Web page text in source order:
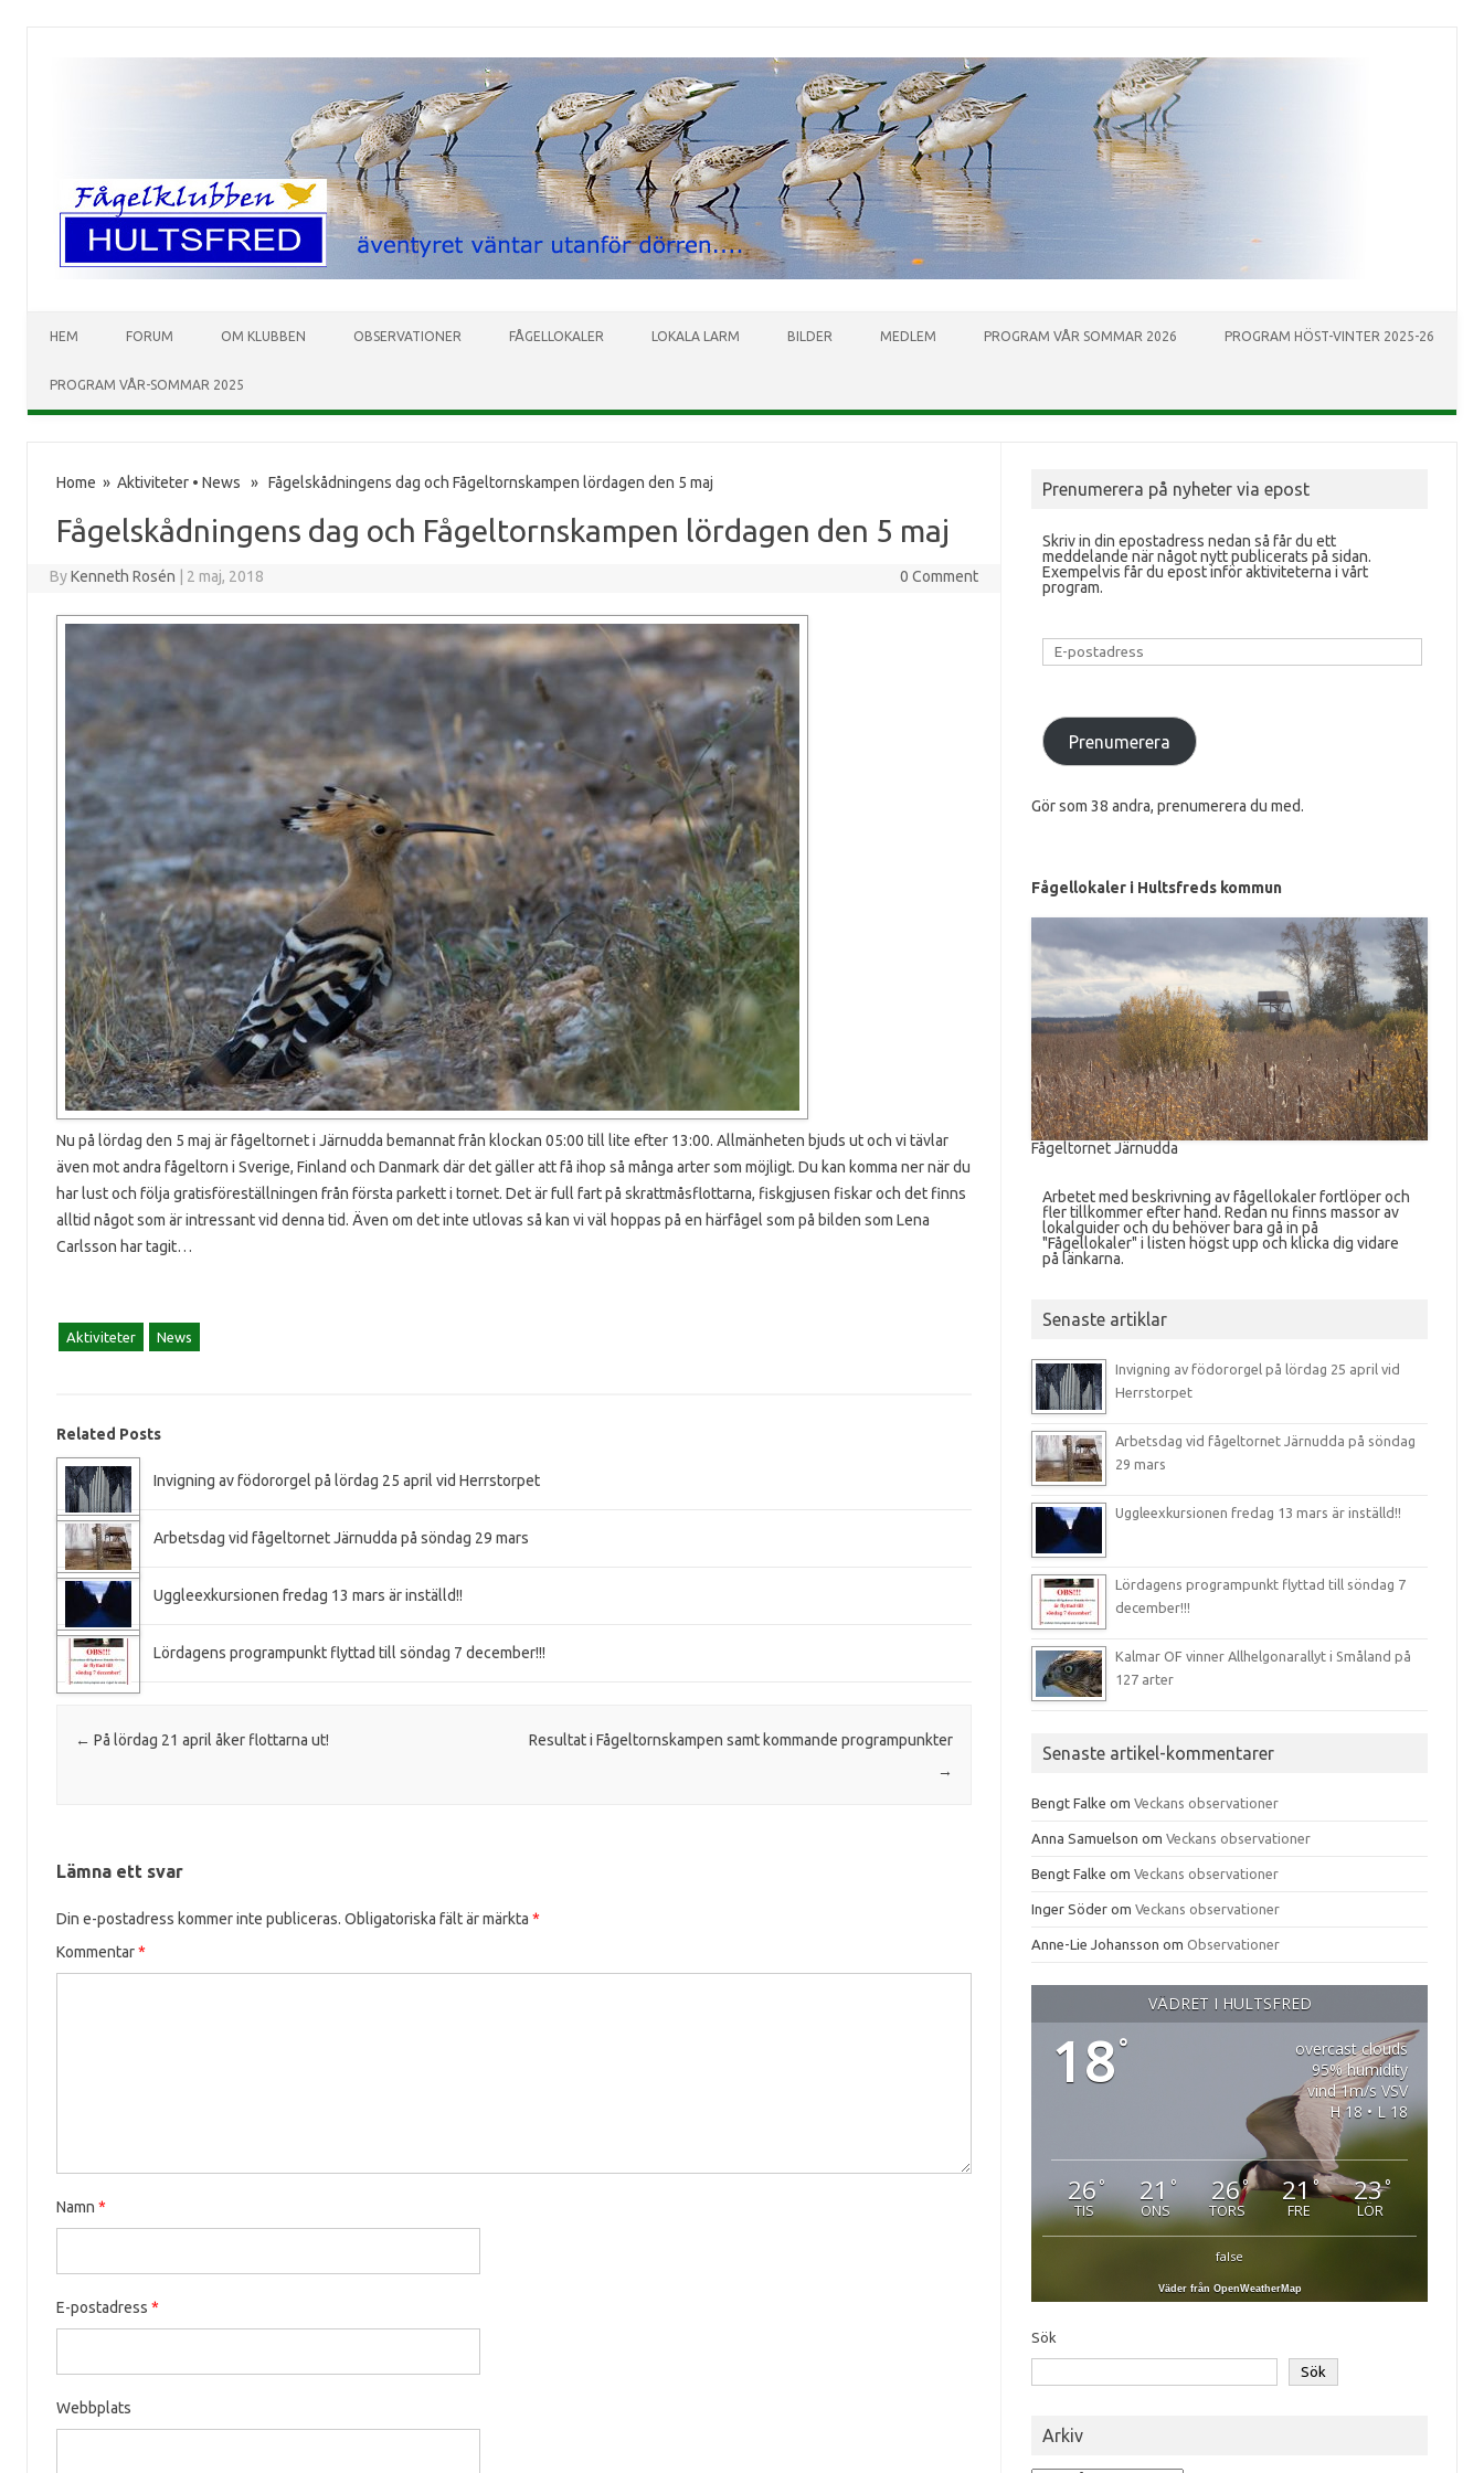
HEM FORUM OM KLUBBEN OBSERVATIONER FÅGELLOKALER LOKALA LARM BILDER MEDLEM PROGRAM VÅR SOMMAR 2026 PROGRAM HÖST-VINTER 2025-26
PROGRAM VÅR-SOMMAR 2025
Home » Aktiviteter• News » Fågelskådningens dag och Fågeltornskampen lördagen den 5 maj
Fågelskådningens dag och Fågeltornskampen lördagen den 5 maj
ByKenneth Rosén 2 maj, 2018 0 Comment
Nu på lördag den 5 maj är fågeltornet i Järnudda bemannat från klockan 05:00 till lite efter 13:00. Allmänheten bjuds ut och vi tävlar
även mot andra fågeltorn i Sverige, Finland och Danmark där det gäller att få ihop så många arter som möjligt. Du kan komma ner när du
har lust och följa gratisföreställningen från första parkett i tornet. Det är full fart på skrattmåsflottarna, fiskgjusen fiskar och det finns
alltid något som är intressant vid denna tid. Även om det inte utlovas så kan vi väl hoppas på en härfågel som på bilden som Lena
Carlsson har tagit…
Aktiviteter News
Related Posts
Invigning av födororgel på lördag 25 april vid Herrstorpet
Arbetsdag vid fågeltornet Järnudda på söndag 29 mars
Uggleexkursionen fredag 13 mars är inställd!!
Lördagens programpunkt flyttad till söndag 7 december!!!
Post navigation
← På lördag 21 april åker flottarna ut!
Resultat i Fågeltornskampen samt kommande programpunkter
→
Lämna ett svar
Din e-postadress kommer inte publiceras. Obligatoriska fält är märkta *
Kommentar*
Namn *
E-postadress *
Webbplats
Prenumerera på nyheter via epost
Skriv in din epostadress nedan så får du ett
meddelande när något nytt publicerats på sidan.
Exempelvis får du epost inför aktiviteterna i vårt
program.
E-
postadress
Prenumerera
Gör som 38 andra, prenumerera du med.
Fågellokaler i Hultsfreds kommun
Fågeltornet Järnudda
Arbetet med beskrivning av fågellokaler fortlöper och
fler tillkommer efter hand. Redan nu finns massor av
lokalguider och du behöver bara gå in på
"Fågellokaler" i listen högst upp och klicka dig vidare
på länkarna.
Senaste artiklar
Invigning av födororgel på lördag 25 april vid
Herrstorpet
Arbetsdag vid fågeltornet Järnudda på söndag
29 mars
Uggleexkursionen fredag 13 mars är inställd!!
Lördagens programpunkt flyttad till söndag 7
december!!!
Kalmar OF vinner Allhelgonarallyt i Småland på
127 arter
Senaste artikel-kommentarer
Bengt Falke omVeckans observationer
Anna Samuelson omVeckans observationer
Bengt Falke omVeckans observationer
Inger Söder omVeckans observationer
Anne-Lie Johansson omObservationer
VÄDRET I HULTSFRED
18°
overcast clouds
95% humidity
vind 1m/s VSV
H 18 • L 18
26°
TIS
21 °
ONS
26°
TORS
21°
FRE
23°
LÖR
false
Väder från OpenWeatherMap
Sök
Sök
Arkiv